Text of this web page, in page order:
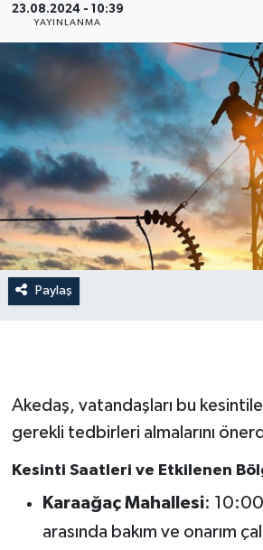
23.08.2024 - 10:39
YAYINLANMA
Paylaş
Akedaş, vatandaşları bu
gerekli tedbirleri almalarını
Kesinti Saatleri ve Etkilenen
Karaağaç Mahallesi:
arasında bakım ve onarım
İLÇE HABERLERİ
KÜLTÜR-SANAT
KSÜ
DÜNYA
ROPORTAJ
MAGAZİN
KADIN-AİLE
SEÇİM 2011
ÜÇÜNCÜ SAYFA
BİLİMNET